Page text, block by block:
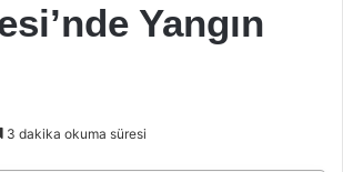
Yangın
3 dakika okuma süresi